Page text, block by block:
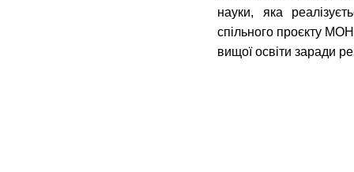
науки, яка
спільного проєкту
вищої освіти заради